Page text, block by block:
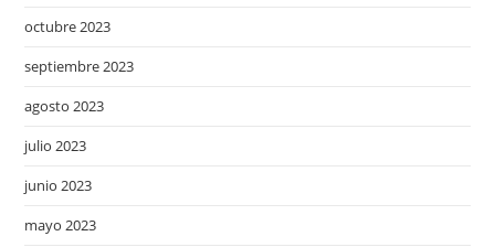
octubre 2023
septiembre 2023
agosto 2023
julio 2023
junio 2023
mayo 2023